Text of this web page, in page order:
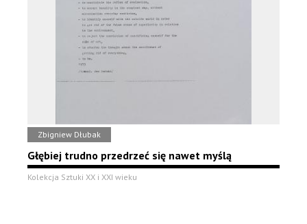
Zbigniew Dłubak
Głębiej trudno przedrzeć się nawet myślą
Kolekcja Sztuki XX i XXI wieku